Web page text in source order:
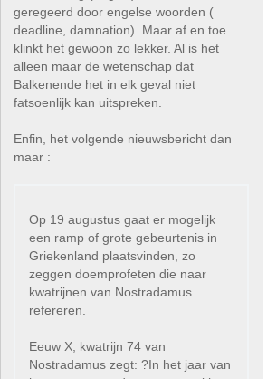
geregeerd door engelse woorden (
deadline, damnation). Maar af en toe
klinkt het gewoon zo lekker. Al is het
alleen maar de wetenschap dat
Balkenende het in elk geval niet
fatsoenlijk kan uitspreken.
Enfin, het volgende nieuwsbericht dan
maar :
Op 19 augustus gaat er mogelijk
een ramp of grote gebeurtenis in
Griekenland plaatsvinden, zo
zeggen doemprofeten die naar
kwatrijnen van Nostradamus
refereren.
Eeuw X, kwatrijn 74 van
Nostradamus zegt: ?In het jaar van